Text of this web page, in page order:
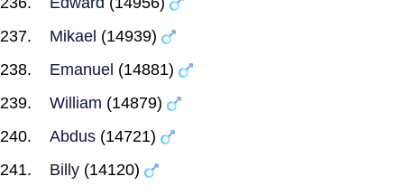
Mikael (14939)
Emanuel (14881)
William (14879)
Abdus (14721)
Billy (14120)